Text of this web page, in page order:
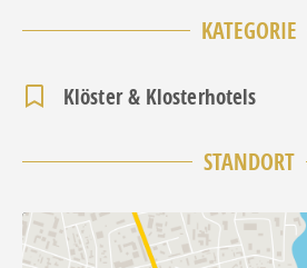
KATEGORIE
Klöster & Klosterhotels
STANDORT